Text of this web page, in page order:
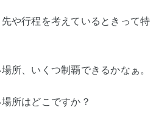
や行程を考えているときって特
所、いくつ制覇できるかなぁ。
所はどこですか？